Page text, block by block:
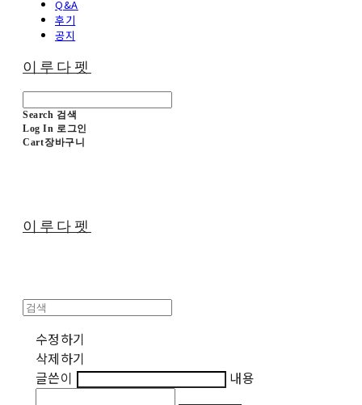
Q&A
후기
공지
이루다펫
Search 검색
Log In 로그인
Cart장바구니
이루다펫
수정하기
삭제하기
글쓴이
내용